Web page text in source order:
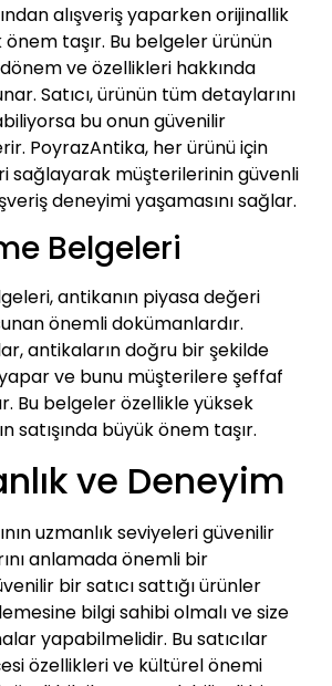
alışveriş yaparken orijinallik
taşır. Bu belgeler ürünün
ve özellikleri hakkında
Satıcı, ürünün tüm detaylarını
bu onun güvenilir
PoyrazAntika, her ürünü için
sağlayarak müşterilerinin güvenli
deneyimi yaşamasını sağlar.
Belgeleri
antikanın piyasa değeri
önemli dokümanlardır.
antikaların doğru bir şekilde
ve bunu müşterilere şeffaf
Bu belgeler özellikle yüksek
satışında büyük önem taşır.
ve Deneyim
uzmanlık seviyeleri güvenilir
anlamada önemli bir
bir satıcı sattığı ürünler
bilgi sahibi olmalı ve size
yapabilmelidir. Bu satıcılar
özellikleri ve kültürel önemi